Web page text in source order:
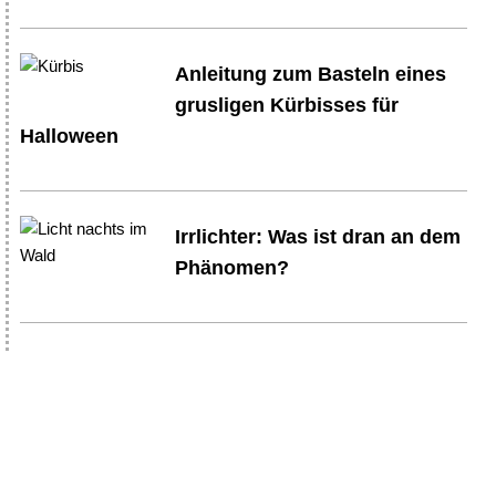
Anleitung zum Basteln eines
grusligen Kürbisses für
Halloween
Irrlichter: Was ist dran an dem
Phänomen?